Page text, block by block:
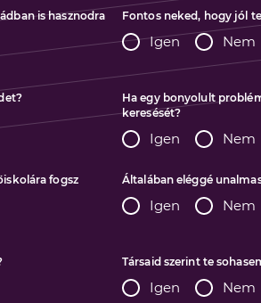
is hasznodra
Fontos neked, hogy jól
Igen Nem
Ha egy bonyolult
keresését?
Igen Nem
fogsz
Általában eléggé
Igen Nem
Társaid szerint te
Igen Nem